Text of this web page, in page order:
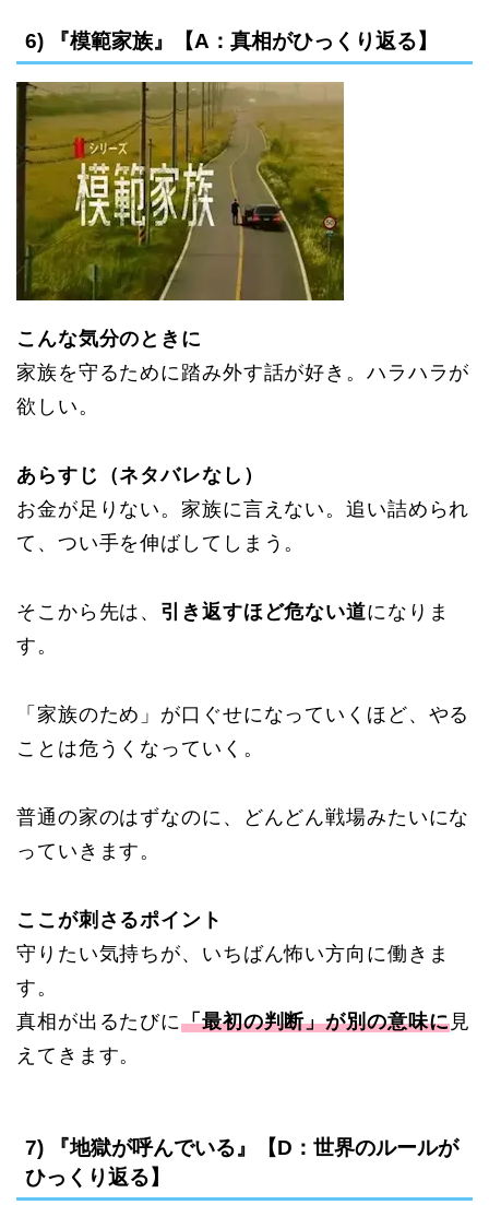
6) 『模範家族』【A：真相がひっくり返る】
こんな気分のときに
家族を守るために踏み外す話が好き。ハラハラが
欲しい。
あらすじ（ネタバレなし）
お金が足りない。家族に言えない。追い詰められ
て、つい手を伸ばしてしまう。
そこから先は、 引き返すほど危ない道になりま
す。
「家族のため」が口ぐせになっていくほど、やる
ことは危うくなっていく。
普通の家のはずなのに、どんどん戦場みたいにな
っていきます。
ここが刺さるポイント
守りたい気持ちが、いちばん怖い方向に働きま
す。
真相が出るたびに「最初の判断」が別の意味に見
えてきます。
7) 『地獄が呼んでいる』【D：世界のルールが
ひっくり返る】